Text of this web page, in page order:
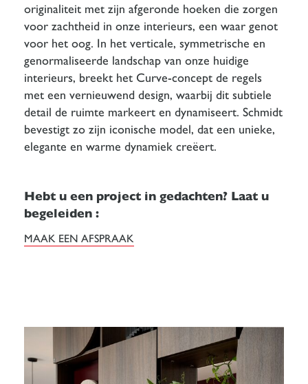
originaliteit met zijn afgeronde hoeken die zorgen
voor zachtheid in onze interieurs, een waar genot
voor het oog. In het verticale, symmetrische en
genormaliseerde landschap van onze huidige
interieurs, breekt het Curve-concept de regels
met een vernieuwend design, waarbij dit subtiele
detail de ruimte markeert en dynamiseert. Schmidt
bevestigt zo zijn iconische model, dat een unieke,
elegante en warme dynamiek creëert.
Hebt u een project in gedachten? Laat u
begeleiden :
MAAK EEN AFSPRAAK